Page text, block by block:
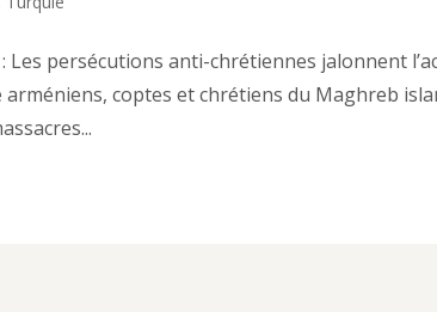
Les persécutions anti-chrétiennes jalonnent
coptes et chrétiens du Maghreb